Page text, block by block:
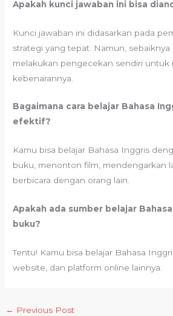
Apakah kunci jawaban ini bisa
Kunci jawaban ini didasarkan pada
strategi yang tepat. Namun, sebaiknya
melakukan pengecekan sendiri untuk
kebenarannya.
Bagaimana cara belajar Bahasa
efektif?
Kamu bisa belajar Bahasa Inggris
buku, menonton film, mendengarkan
berbicara dengan orang lain.
Apakah ada sumber belajar
buku?
Tentu! Kamu bisa belajar Bahasa
website, dan platform online lainnya.
← Previous Post